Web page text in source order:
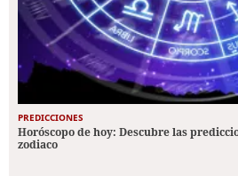
PREDICCIONES
Horóscopo de hoy: Descubre las
zodiaco